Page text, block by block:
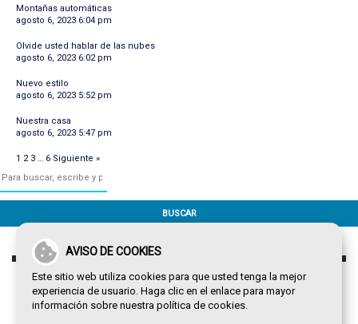
AVISO DE COOKIES
Este sitio web utiliza cookies para que usted tenga la mejor
experiencia de usuario. Haga clic en el enlace para mayor
información sobre nuestra política de cookies.
Montañas automáticas
agosto 6, 2023 6:04 pm
Olvide usted hablar de las nubes
agosto 6, 2023 6:02 pm
Nuevo estilo
agosto 6, 2023 5:52 pm
Nuestra casa
agosto 6, 2023 5:47 pm
1 2 3 6 Siguiente »
BUSCAR